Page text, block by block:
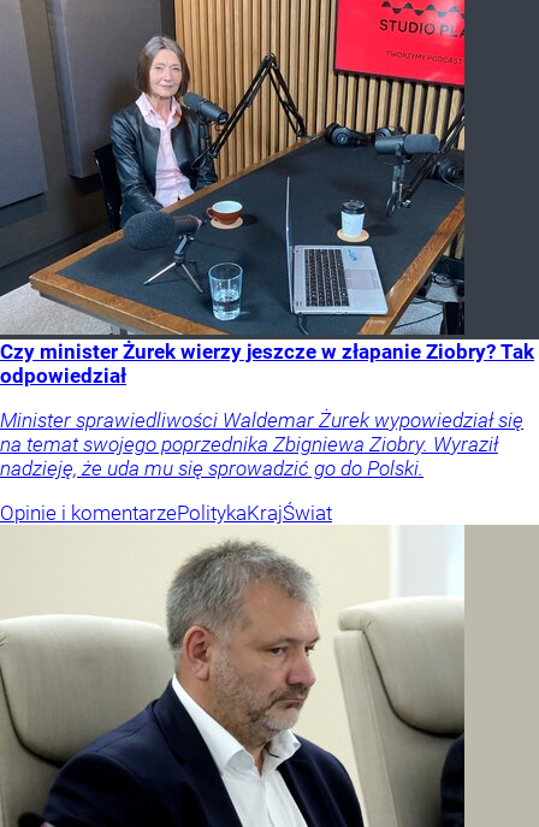
Czy minister Żurek wierzy jeszcze w złapanie Ziobry? Tak
odpowiedział
Minister sprawiedliwości Waldemar Żurek wypowiedział się
na temat swojego poprzednika Zbigniewa Ziobry. Wyraził
nadzieję, że uda mu się sprowadzić go do Polski.
Opinie i komentarzePolitykaKrajŚwiat